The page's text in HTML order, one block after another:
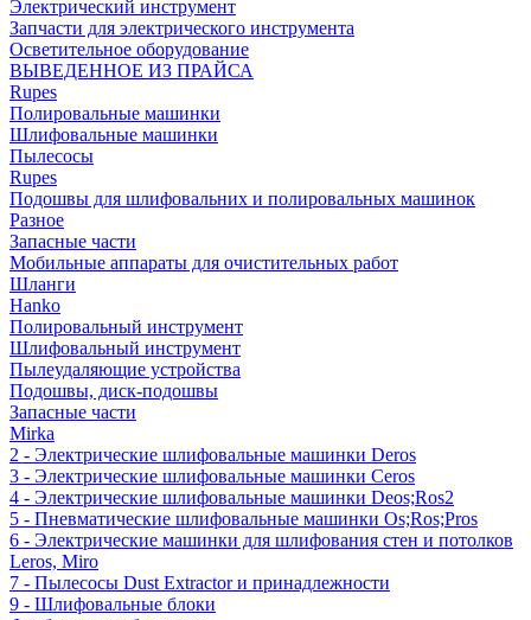
Электрический инструмент
Запчасти для электрического инструмента
Осветительное оборудование
ВЫВЕДЕННОЕ ИЗ ПРАЙСА
Rupes
Полировальные машинки
Шлифовальные машинки
Пылесосы
Rupes
Подошвы для шлифовальних и полировальных машинок
Разное
Запасные части
Мобильные аппараты для очистительных работ
Шланги
Hanko
Полировальный инструмент
Шлифовальный инструмент
Пылеудаляющие устройства
Подошвы, диск-подошвы
Запасные части
Mirka
2 - Электрические шлифовальные машинки Deros
3 - Электрические шлифовальные машинки Ceros
4 - Электрические шлифовальные машинки Deos;Ros2
5 - Пневматические шлифовальные машинки Os;Ros;Pros
6 - Электрические машинки для шлифования стен и потолков
Leros, Miro
7 - Пылесосы Dust Extractor и принадлежности
9 - Шлифовальные блоки